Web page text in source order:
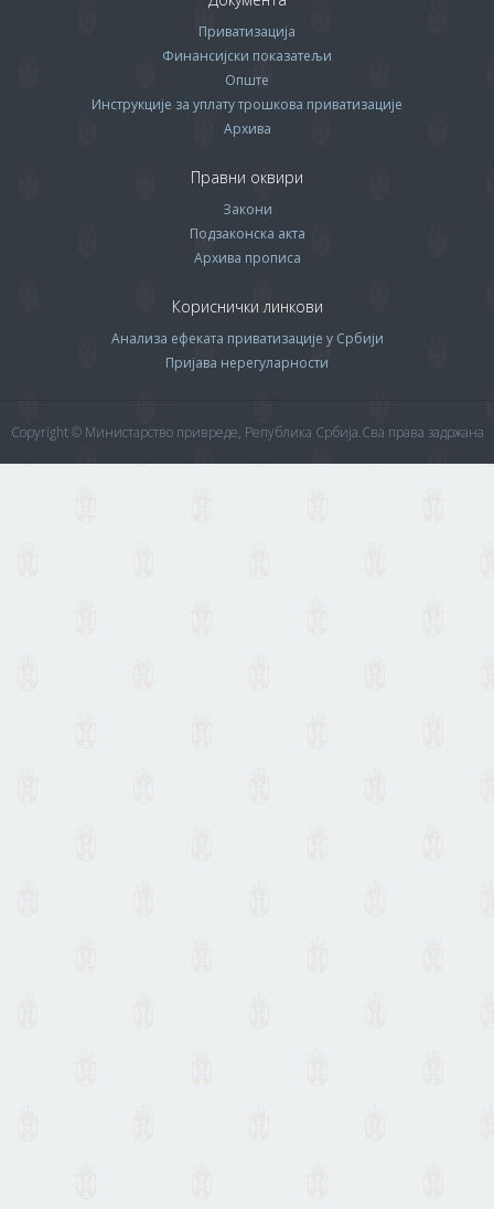
Приватизација
Финансијски показатељи
Опште
Инструкције за уплату трошкова приватизације
Архива
Правни оквири
Закони
Подзаконска акта
Архива прописa
Кориснички линкови
Анализа ефеката приватизације у Србији
Пријава нерегуларности
Copyright © Министарство привреде, Република Србија.Сва права задржана